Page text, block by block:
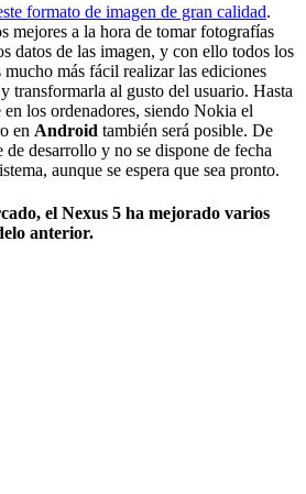
formato de imagen de gran calidad.
mejores a la hora de tomar fotografías
datos de las imagen, y con ello todos los
mucho más fácil realizar las ediciones
transformarla al gusto del usuario. Hasta
los ordenadores, siendo Nokia el
en Android también será posible. De
desarrollo y no se dispone de fecha
aunque se espera que sea pronto.
el Nexus 5 ha mejorado varios
anterior.